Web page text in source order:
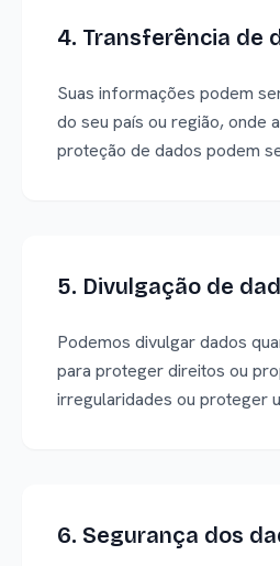
4. Transferência de
Suas informações podem
do seu país ou região, onde
proteção de dados podem
5. Divulgação de
Podemos divulgar dados
para proteger direitos ou
irregularidades ou proteger
6. Segurança dos